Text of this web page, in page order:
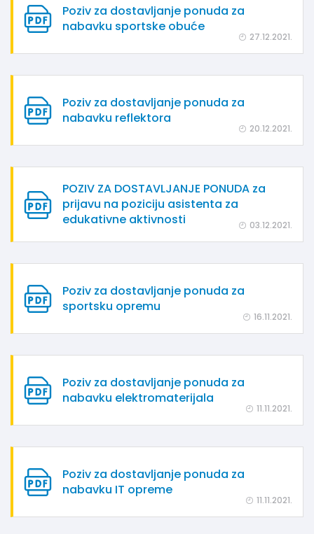
Poziv za dostavljanje ponuda za
nabavku sportske obuće
27.12.2021.
Poziv za dostavljanje ponuda za
nabavku reflektora
20.12.2021.
POZIV ZA DOSTAVLJANJE PONUDA za
prijavu na poziciju asistenta za
edukativne aktivnosti
03.12.2021.
Poziv za dostavljanje ponuda za
sportsku opremu
16.11.2021.
Poziv za dostavljanje ponuda za
nabavku elektromaterijala
11.11.2021.
Poziv za dostavljanje ponuda za
nabavku IT opreme
11.11.2021.